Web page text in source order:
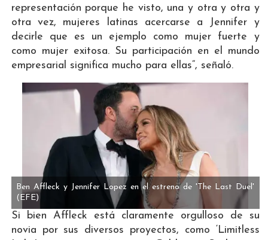
representación porque he visto, una y otra y otra y
otra vez, mujeres latinas acercarse a Jennifer y
decirle que es un ejemplo como mujer fuerte y
como mujer exitosa. Su participación en el mundo
empresarial significa mucho para ellas“, señaló.
Ben Affleck y Jennifer Lopez en el estreno de 'The Last Duel'
(EFE)
Si bien Affleck está claramente orgulloso de su
novia por sus diversos proyectos, como ‘Limitless